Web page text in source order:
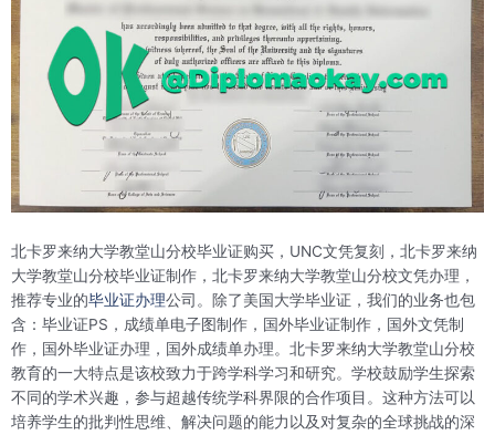
北卡罗来纳大学教堂山分校毕业证购买，UNC文凭复刻，北卡罗来纳
大学教堂山分校毕业证制作，北卡罗来纳大学教堂山分校文凭办理，
推荐专业的毕业证办理公司。除了美国大学毕业证，我们的业务也包
含：毕业证PS，成绩单电子图制作，国外毕业证制作，国外文凭制
作，国外毕业证办理，国外成绩单办理。北卡罗来纳大学教堂山分校
教育的一大特点是该校致力于跨学科学习和研究。学校鼓励学生探索
不同的学术兴趣，参与超越传统学科界限的合作项目。这种方法可以
培养学生的批判性思维、解决问题的能力以及对复杂的全球挑战的深